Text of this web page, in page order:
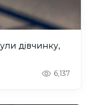
дівчинку,
6,137